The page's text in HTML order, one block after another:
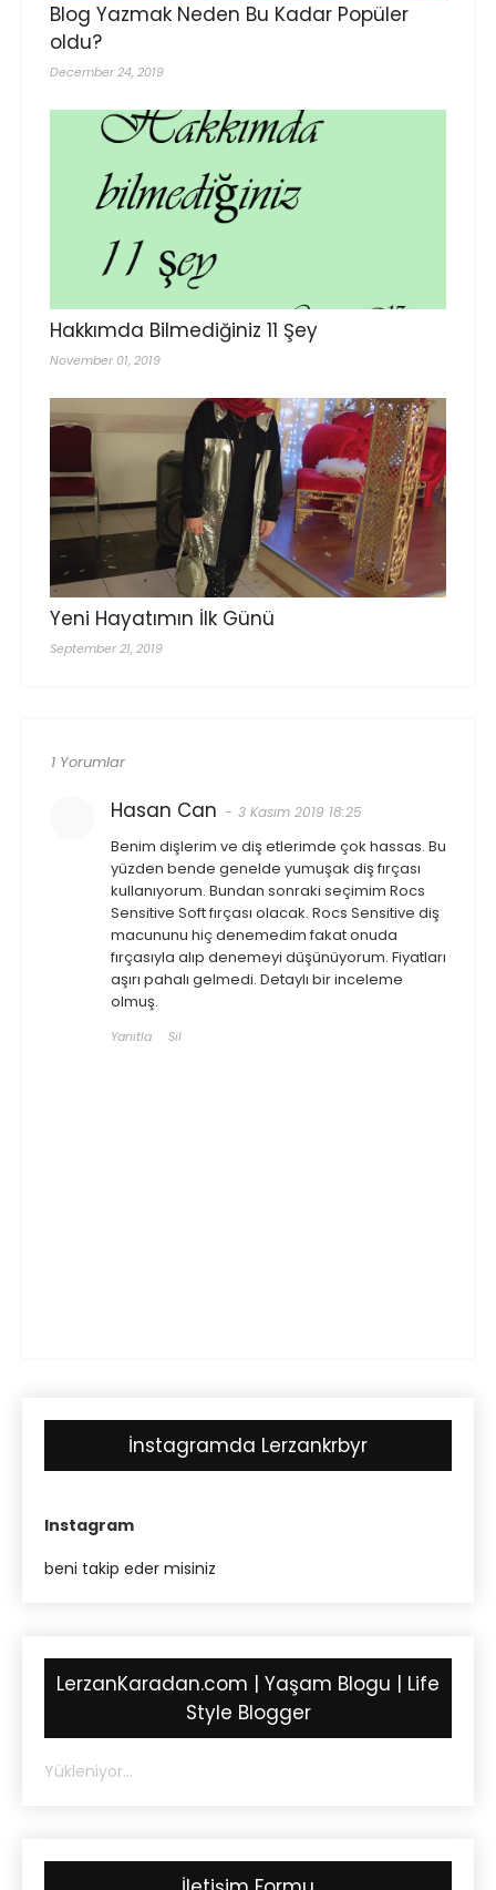
Blog Yazmak Neden Bu Kadar Popüler
oldu?
December 24, 2019
Hakkımda Bilmediğiniz 11 Şey
November 01, 2019
Yeni Hayatımın İlk Günü
September 21, 2019
1 Yorumlar
Hasan Can 3 Kasım 2019 18:25
Benim dişlerim ve diş etlerimde çok hassas. Bu
yüzden bende genelde yumuşak diş fırçası
kullanıyorum. Bundan sonraki seçimim Rocs
Sensitive Soft fırçası olacak. Rocs Sensitive diş
macununu hiç denemedim fakat onuda
fırçasıyla alıp denemeyi düşünüyorum. Fiyatları
aşırı pahalı gelmedi. Detaylı bir inceleme
olmuş.
Yanıtla Sil
İnstagramda Lerzankrbyr
Instagram
beni takip eder misiniz
LerzanKaradan.com | Yaşam Blogu | Life
Style Blogger
Yükleniyor...